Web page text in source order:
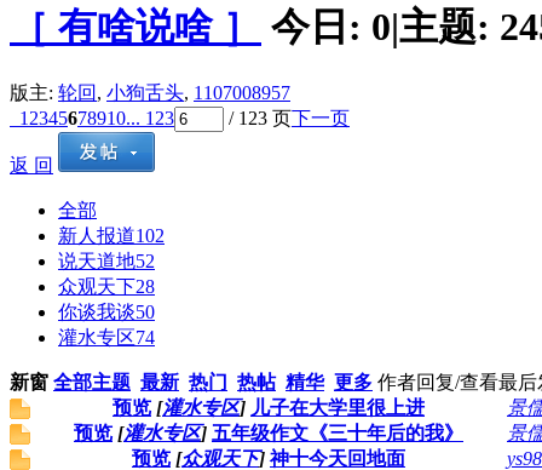
［ 有啥说啥 ］ 今日: 0|主题:
版主: 轮回 , 小狗舌头, 1107008957
1 2345678910... 123 / 123 页下一页
返 回
全部
新人报道102
说天道地52
众观天下28
你谈我谈50
灌水专区74
新窗 全部主题 最新 热门 热帖 精华 更多 作者回复/查看最后
预览 [灌水专区] 儿子在大学里很上进
景
预览 [灌水专区] 五年级作文《三十年后的我》
景
预览 [众观天下] 神十今天回地面